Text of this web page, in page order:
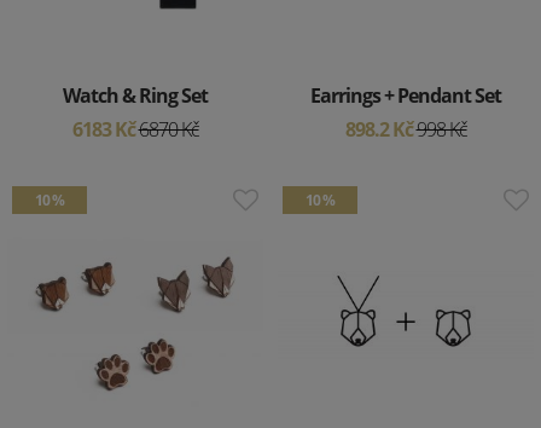
Watch & Ring Set
6183 Kč6870 Kč
Earrings + Pendant Set
898.2 Kč998 Kč
10 % 10 %